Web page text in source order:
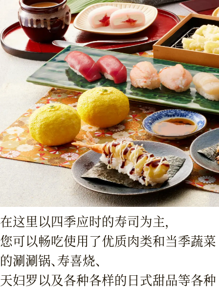
在这里以四季应时的寿司为主，
您可以畅吃使用了优质肉类和当季蔬菜
的涮涮锅、寿喜烧、
天妇罗以及各种各样的日式甜品等各种